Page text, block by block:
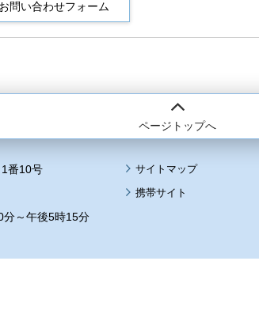
ページトップへ
番10号
分～午後5時15分
サイトマップ
携帯サイト